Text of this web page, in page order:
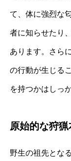
て、体に強烈な
者に知らせたり
あります。さら
の行動が生じる
を持つかはしっ
原始的な狩
野生の祖先とな